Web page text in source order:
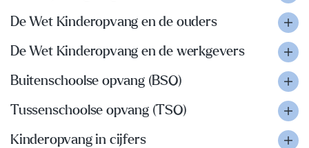
De Wet Kinderopvang en de ouders
De Wet Kinderopvang en de werkgevers
Buitenschoolse opvang (BSO)
Tussenschoolse opvang (TSO)
Kinderopvang in cijfers